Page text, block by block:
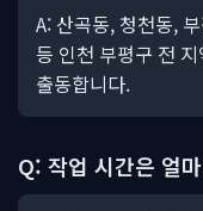
A: 산곡동, 청천동,
등 인천 부평구 전
출동합니다.
Q: 작업 시간은 얼